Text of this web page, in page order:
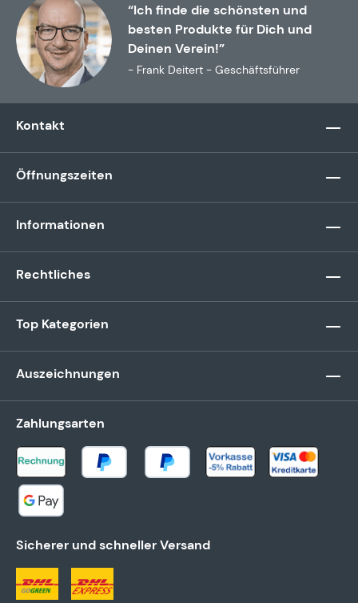
“Ich finde die schönsten und
besten Produkte für Dich und
Deinen Verein!”
- Frank Deitert - Geschäftsführer
Kontakt
Öffnungszeiten
Informationen
Rechtliches
Top Kategorien
Auszeichnungen
Zahlungsarten
Sicherer und schneller Versand